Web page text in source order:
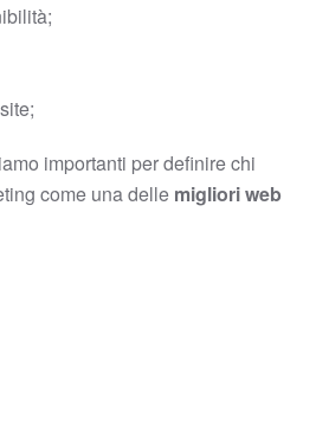
importanti per definire chi
come una delle migliori web